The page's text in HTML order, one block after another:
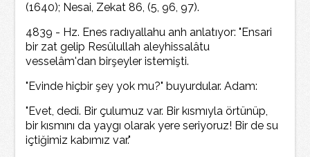
(1640); Nesai, Zekat 86, (5, 96, 97).
4839 - Hz. Enes radıyallahu anh anlatıyor: "Ensari
bir zat gelip Resûlullah aleyhissalâtu
vesselâm'dan birşeyler istemişti.
"Evinde hiçbir şey yok mu?" buyurdular. Adam:
"Evet, dedi. Bir çulumuz var. Bir kısmıyla örtünüp,
bir kısmını da yaygı olarak yere seriyoruz! Bir de su
içtiğimiz kabımız var."